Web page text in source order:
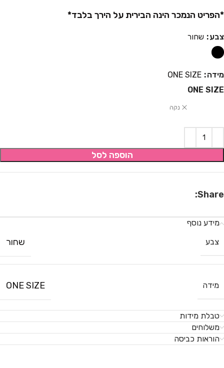
*הפריט הנמכר הינה הבירית על הירך בלבד*
צבע שחור
מידה
ONE SIZE
ONE SIZE
נקה
הוספה לסל
Share:
מידע נוסף
צבע
שחור
מידה ONE SIZE
טבלת מידות
משלוחים
הוראות כביסה